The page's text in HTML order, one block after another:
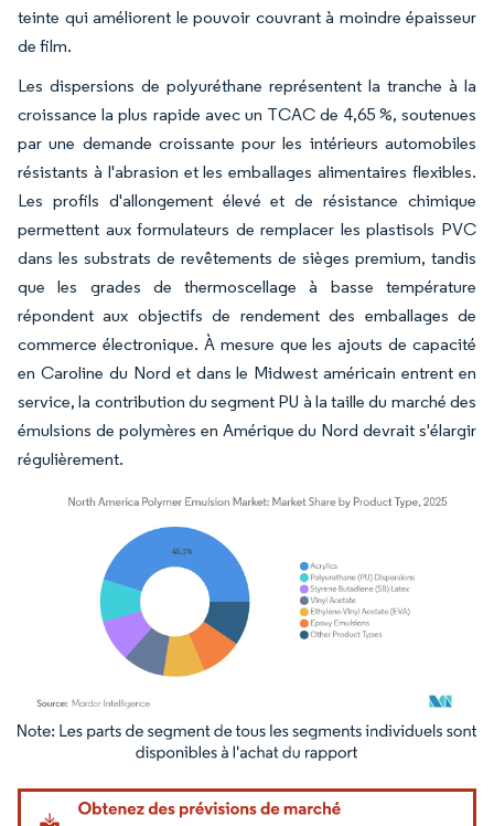
teinte qui améliorent le pouvoir couvrant à moindre épaisseur
de film.
Les dispersions de polyuréthane représentent la tranche à la
croissance la plus rapide avec un TCAC de 4,65 %, soutenues
par une demande croissante pour les intérieurs automobiles
résistants à l'abrasion et les emballages alimentaires flexibles.
Les profils d'allongement élevé et de résistance chimique
permettent aux formulateurs de remplacer les plastisols PVC
dans les substrats de revêtements de sièges premium, tandis
que les grades de thermoscellage à basse température
répondent aux objectifs de rendement des emballages de
commerce électronique. À mesure que les ajouts de capacité
en Caroline du Nord et dans le Midwest américain entrent en
service, la contribution du segment PU à la taille du marché des
émulsions de polymères en Amérique du Nord devrait s'élargir
régulièrement.
Image © Mordor Intelligence. La réutilisation nécessite une attribution sous CC BY